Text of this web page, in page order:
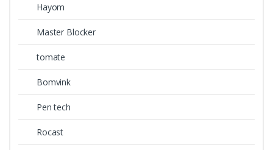
Hayom
Master Blocker
tomate
Bomvink
Pen tech
Rocast